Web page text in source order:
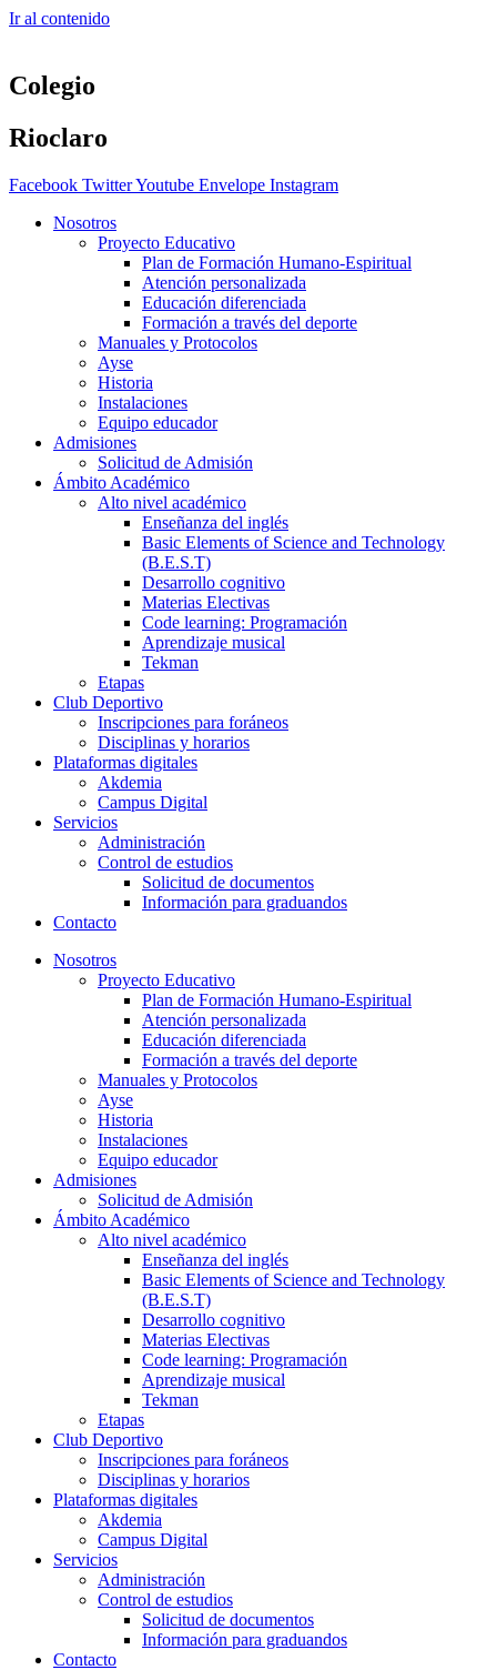
Ir al contenido
Colegio
Rioclaro
Facebook TwitterYoutube Envelope Instagram
Nosotros
Proyecto Educativo
Plan de Formación Humano-Espiritual
Atención personalizada
Educación diferenciada
Formación a través del deporte
Manuales y Protocolos
Ayse
Historia
Instalaciones
Equipo educador
Admisiones
Solicitud de Admisión
Ámbito Académico
Alto nivel académico
Enseñanza del inglés
Basic Elements of Science and Technology
(B.E.S.T)
Desarrollo cognitivo
Materias Electivas
Code learning: Programación
Aprendizaje musical
Tekman
Etapas
Club Deportivo
Inscripciones para foráneos
Disciplinas y horarios
Plataformas digitales
Akdemia
Campus Digital
Servicios
Administración
Control de estudios
Solicitud de documentos
Información para graduandos
Contacto
Nosotros
Proyecto Educativo
Plan de Formación Humano-Espiritual
Atención personalizada
Educación diferenciada
Formación a través del deporte
Manuales y Protocolos
Ayse
Historia
Instalaciones
Equipo educador
Admisiones
Solicitud de Admisión
Ámbito Académico
Alto nivel académico
Enseñanza del inglés
Basic Elements of Science and Technology
(B.E.S.T)
Desarrollo cognitivo
Materias Electivas
Code learning: Programación
Aprendizaje musical
Tekman
Etapas
Club Deportivo
Inscripciones para foráneos
Disciplinas y horarios
Plataformas digitales
Akdemia
Campus Digital
Servicios
Administración
Control de estudios
Solicitud de documentos
Información para graduandos
Contacto